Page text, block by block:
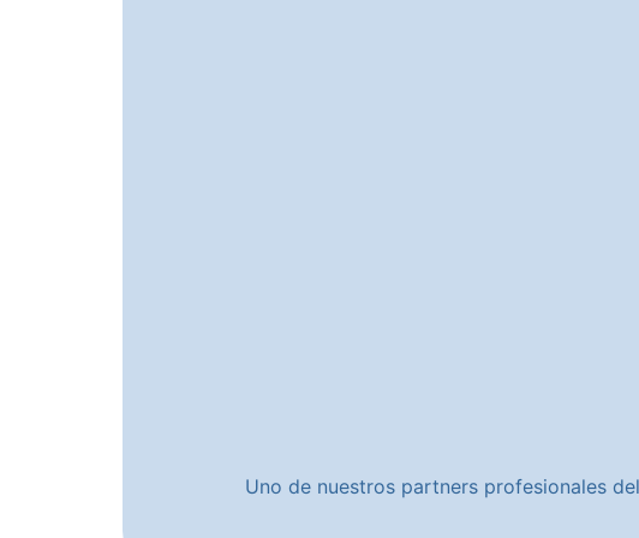
Uno de nuestros partners profesionales